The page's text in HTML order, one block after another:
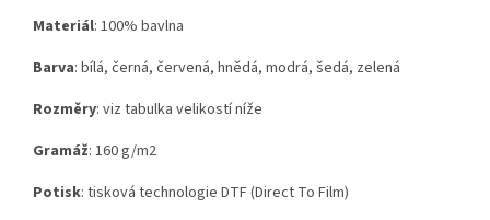
Materiál: 100% bavlna
Barva: bílá, černá, červená, hnědá, modrá, šedá, zelená
Rozměry: viz tabulka velikostí níže
Gramáž: 160 g/m2
Potisk: tisková technologie DTF (Direct To Film)